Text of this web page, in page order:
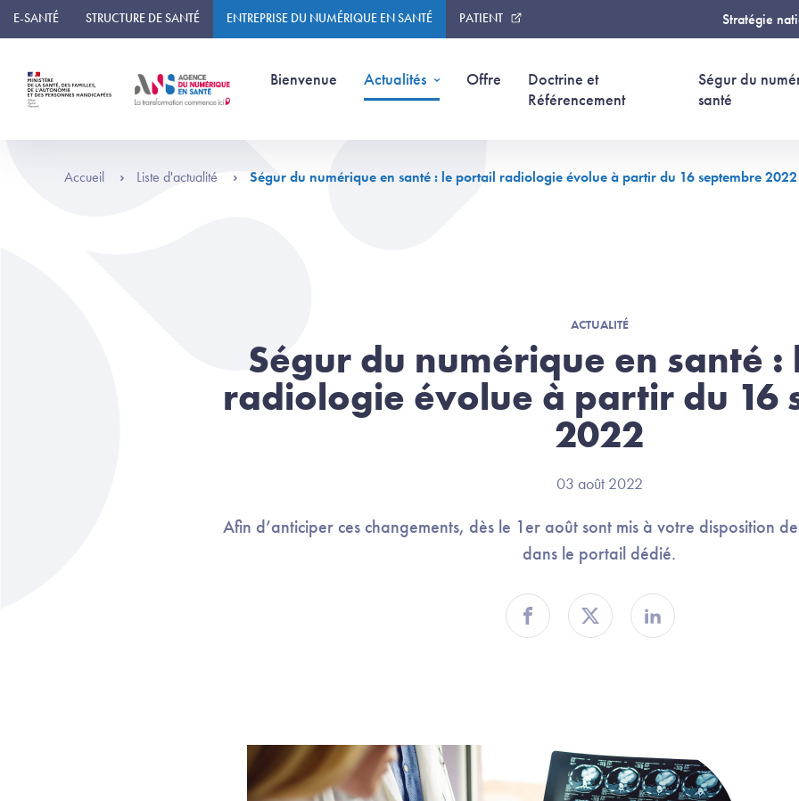
Panneau de gestion des cookies
E-SANTÉ STRUCTURE DE SANTÉ ENTREPRISE DU NUMÉRIQUE EN SANTÉ PATIENT Stratégie
Bienvenue Actualités Offre
Doctrine et
Référencement
Ségur du
santé
Accueil Liste d'actualité Ségur du numérique en santé : le portail radiologie évolue à partir du 16 septembre 2022
ACTUALITÉ
Ségur du numérique en santé
radiologie évolue à partir du 16
2022
03 août 2022
Afin d’anticiper ces changements, dès le 1er août sont mis à votre disposition
dans le portail dédié.
Partager sur Facebook
Partager sur TwitterPartager sur Linkedin